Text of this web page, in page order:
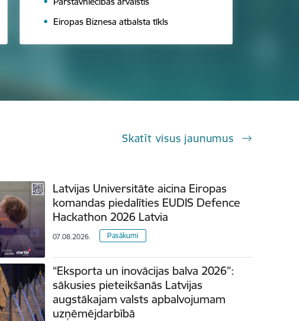
Eiropas Biznesa atbalsta tīkls
Skatīt visus jaunumus
Latvijas Universitāte aicina Eiropas
komandas piedalīties EUDIS Defence
Hackathon 2026 Latvia
07.08.2026. Pasākumi
“Eksporta un inovācijas balva 2026”:
sākusies pieteikšanās Latvijas
augstākajam valsts apbalvojumam
uzņēmējdarbībā